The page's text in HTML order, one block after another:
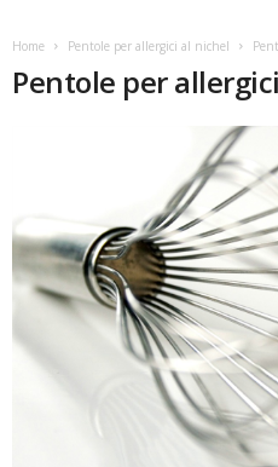
Home Pentole per allergici al nichel
Pentole per